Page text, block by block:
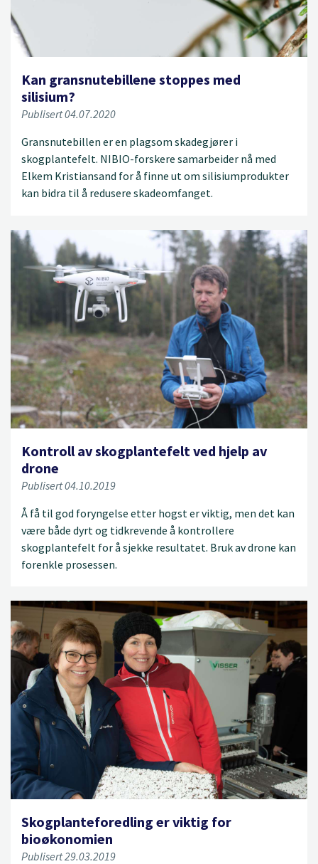
Kan gransnutebillene stoppes med
silisium?
Publisert 04.07.2020
Gransnutebillen er en plagsom skadegjører i
skogplantefelt. NIBIO-forskere samarbeider nå med
Elkem Kristiansand for å finne ut om silisiumprodukter
kan bidra til å redusere skadeomfanget.
Kontroll av skogplantefelt ved hjelp av
drone
Publisert 04.10.2019
Å få til god foryngelse etter hogst er viktig, men det kan
være både dyrt og tidkrevende å kontrollere
skogplantefelt for å sjekke resultatet. Bruk av drone kan
forenkle prosessen.
Skogplanteforedling er viktig for
bioøkonomien
Publisert 29.03.2019